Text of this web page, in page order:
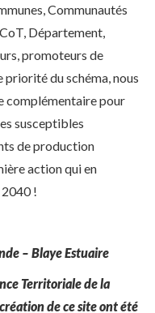
Communautés
Département,
promoteurs de
priorité du schéma, nous
complémentaire pour
susceptibles
de production
action qui en
!
– Blaye Estuaire
Territoriale de la
de ce site ont été